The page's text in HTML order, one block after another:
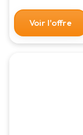
Voir l'offre